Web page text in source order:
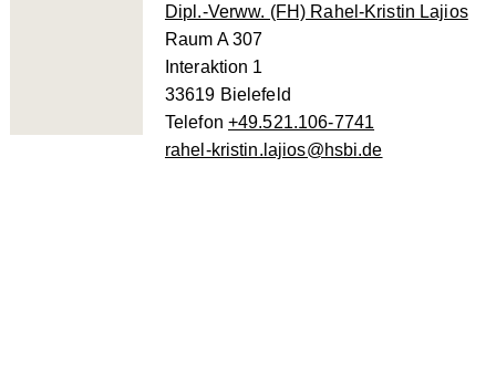
Dipl.-Verww. (FH) Rahel-Kristin Lajios
Raum A 307
Interaktion 1
33619 Bielefeld
Telefon +49.521.106-7741
rahel-kristin.lajios@hsbi.de